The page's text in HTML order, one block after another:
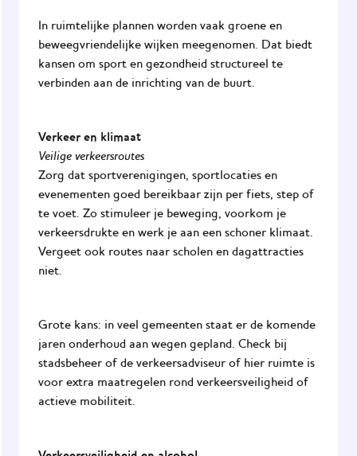
In ruimtelijke plannen worden vaak groene en
beweegvriendelijke wijken meegenomen. Dat biedt
kansen om sport en gezondheid structureel te
verbinden aan de inrichting van de buurt.
Verkeer en klimaat
Veilige verkeersroutes
Zorg dat sportverenigingen, sportlocaties en
evenementen goed bereikbaar zijn per fiets, step of
te voet. Zo stimuleer je beweging, voorkom je
verkeersdrukte en werk je aan een schoner klimaat.
Vergeet ook routes naar scholen en dagattracties
niet.
Grote kans: in veel gemeenten staat er de komende
jaren onderhoud aan wegen gepland. Check bij
stadsbeheer of de verkeersadviseur of hier ruimte is
voor extra maatregelen rond verkeersveiligheid of
actieve mobiliteit.